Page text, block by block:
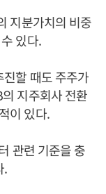
지분가치의 비중
있다.
할 때도 주주가
지주회사 전환
이 있다.
관련 기준을 충
.